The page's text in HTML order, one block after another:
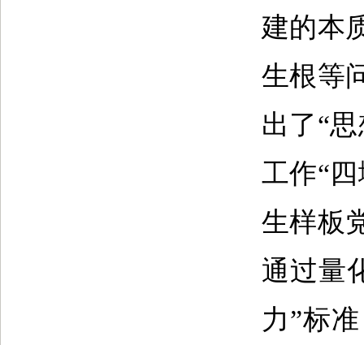
建的本
生根等
出了“
工作“
生样板
通过量
力”标